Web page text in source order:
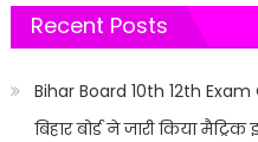
Recent Posts
Bihar Board 10th 12th
बिहार बोर्ड ने जारी किया